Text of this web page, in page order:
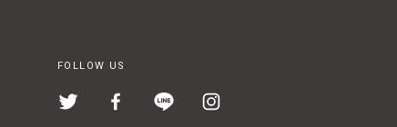
FOLLOW US